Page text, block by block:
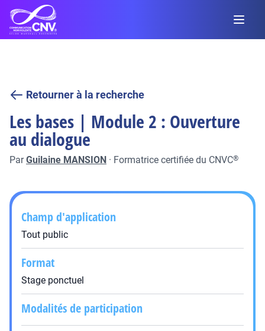
Retourner à la recherche
Les bases | Module 2 : Ouverture
au dialogue
ParGuilaine MANSION · Formatrice certifiée du CNVC®
Champ d'application
Tout public
Format
Stage ponctuel
Modalités de participation